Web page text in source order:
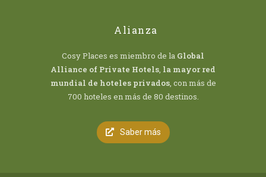
Alianza
Cosy Places es miembro de la Global
Alliance of Private Hotels, la mayor red
mundial de hoteles privados, con más de
700 hoteles en más de 80 destinos.
Saber más